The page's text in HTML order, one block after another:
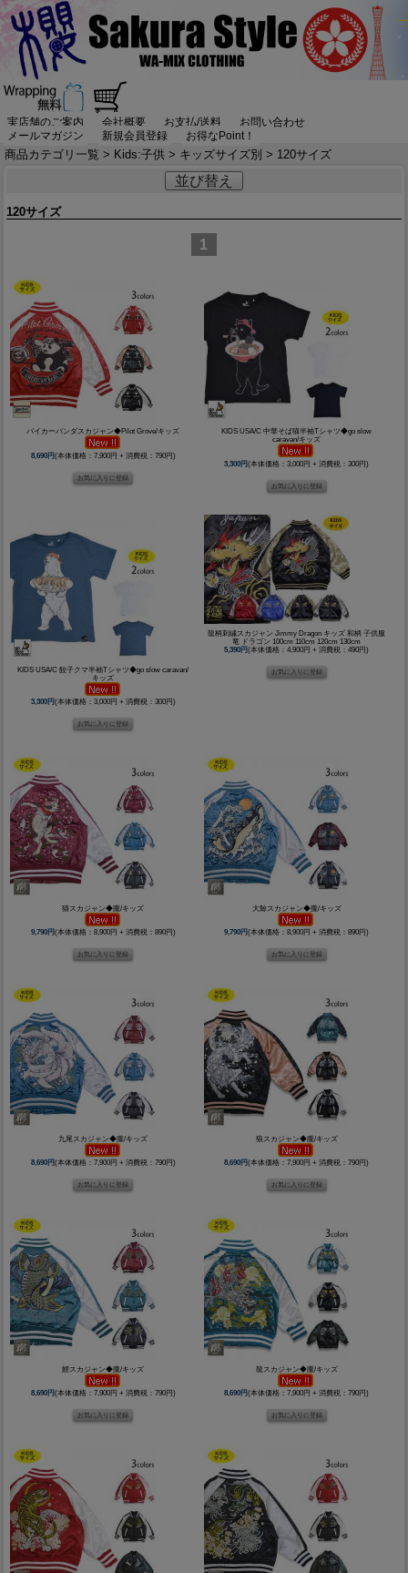
実店舗のご案内 会社概要 お支払/送料
お問い合わせ
メールマガジン
新規会員登録 お得なPoint！
商品カテゴリ一覧 > Kids:子供 > キッズサイズ別 > 120サイズ
並び替え
120サイズ
1
バイカーパンダスカジャン◆Pilot Grove/キッズ
8,690円(本体価格：7,900円 + 消費税：790円)
KIDS USA/C 中華そば猫半袖Tシャツ◆go slow
caravan/キッズ
3,300円(本体価格：3,000円 + 消費税：300円)
KIDS USA/C 餃子クマ半袖Tシャツ◆go slow caravan/
キッズ
3,300円(本体価格：3,000円 + 消費税：300円)
龍柄刺繍スカジャン Jimmy Dragon キッズ 和柄 子供服
竜 ドラゴン 100cm 110cm 120cm 130cm
5,390円(本体価格：4,900円 + 消費税：490円)
猫スカジャン◆朧/キッズ
9,790円(本体価格：8,900円 + 消費税：890円)
大鯨スカジャン◆朧/キッズ
9,790円(本体価格：8,900円 + 消費税：890円)
九尾スカジャン◆朧/キッズ
8,690円(本体価格：7,900円 + 消費税：790円)
狼スカジャン◆朧/キッズ
8,690円(本体価格：7,900円 + 消費税：790円)
鯉スカジャン◆朧/キッズ
8,690円(本体価格：7,900円 + 消費税：790円)
龍スカジャン◆朧/キッズ
8,690円(本体価格：7,900円 + 消費税：790円)